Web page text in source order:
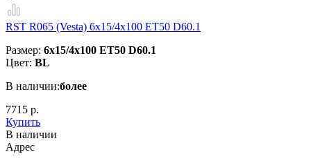
RST R065 (Vesta) 6x15/4x100 ET50 D60.1
Размер: 6x15/4x100 ET50 D60.1
Цвет: BL
В наличии:более
7715 р.
Купить
В наличии
Aдрес